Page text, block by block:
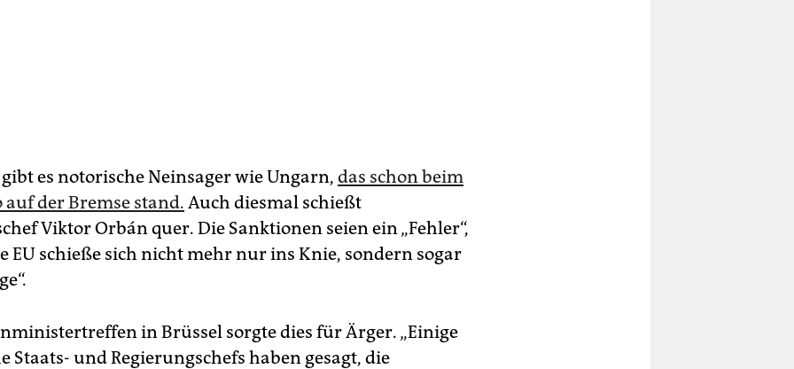
es notorische Neinsager wie Ungarn, das schon beim
der Bremse stand. Auch diesmal schießt
Viktor Orbán quer. Die Sanktionen seien ein „Fehler“,
EU schieße sich nicht mehr nur ins Knie, sondern sogar
in Brüssel sorgte dies für Ärger. „Einige
Staats- und Regierungschefs haben gesagt, die